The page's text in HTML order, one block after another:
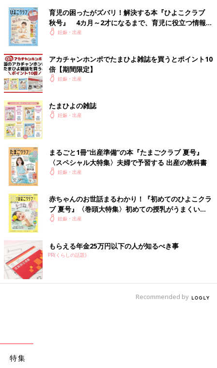
育児の困ったがズバリ！解決する本『ひよこクラブ
秋号』 4カ月～2才になるまで、育児に役立つ情報が
いっぱい！
妊娠・出産
アカチャンホンポでたまひよ雑誌を買うとポイント10
倍【期間限定】
妊娠・出産
たまひよの雑誌
妊娠・出産
まるごと1冊“出産準備”の本『たまごクラブ 夏号』
〈スペシャル大特集〉夫婦で予習する 出産の教科書
妊娠・出産
赤ちゃんのお世話まるわかり！『初めてのひよこクラ
ブ 夏号』〈巻頭大特集〉初めての授乳がうまくい
く！ おっぱい・ミルクの基本と夏のトラブル 解決テ
妊娠・出産
もらえる年金25万円以下の人が知るべき事
PR(くらしの話題)
Recommended by
特集